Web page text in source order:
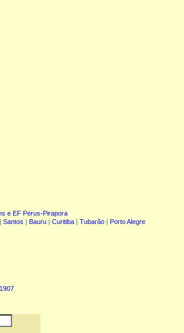
e EF Perus-Pirapora
| Santos | Bauru | Curitiba | Tubarão | Porto Alegre
1907